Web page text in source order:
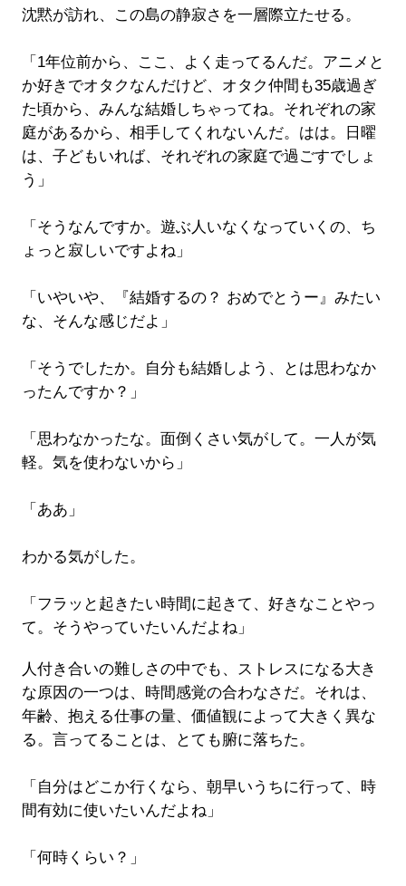
沈黙が訪れ、この島の静寂さを一層際立たせる。
「1年位前から、ここ、よく走ってるんだ。アニメと
か好きでオタクなんだけど、オタク仲間も35歳過ぎ
た頃から、みんな結婚しちゃってね。それぞれの家
庭があるから、相手してくれないんだ。はは。日曜
は、子どもいれば、それぞれの家庭で過ごすでしょ
う」
「そうなんですか。遊ぶ人いなくなっていくの、ち
ょっと寂しいですよね」
「いやいや、『結婚するの？ おめでとうー』みたい
な、そんな感じだよ」
「そうでしたか。自分も結婚しよう、とは思わなか
ったんですか？」
「思わなかったな。面倒くさい気がして。一人が気
軽。気を使わないから」
「ああ」
わかる気がした。
「フラッと起きたい時間に起きて、好きなことやっ
て。そうやっていたいんだよね」
人付き合いの難しさの中でも、ストレスになる大き
な原因の一つは、時間感覚の合わなさだ。それは、
年齢、抱える仕事の量、価値観によって大きく異な
る。言ってることは、とても腑に落ちた。
「自分はどこか行くなら、朝早いうちに行って、時
間有効に使いたいんだよね」
「何時くらい？」